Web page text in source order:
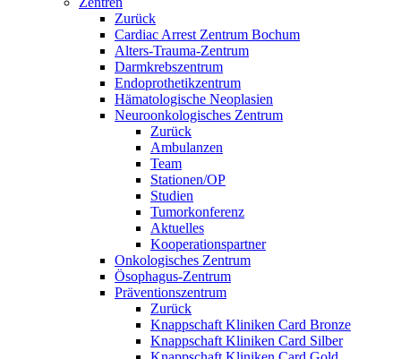
Zurück
Cardiac Arrest Zentrum Bochum
Alters-Trauma-Zentrum
Darmkrebszentrum
Endoprothetikzentrum
Hämatologische Neoplasien
Neuroonkologisches Zentrum
Zurück
Ambulanzen
Team
Stationen/OP
Studien
Tumorkonferenz
Aktuelles
Kooperationspartner
Onkologisches Zentrum
Ösophagus-Zentrum
Präventionszentrum
Zurück
Knappschaft Kliniken Card Bronze
Knappschaft Kliniken Card Silber